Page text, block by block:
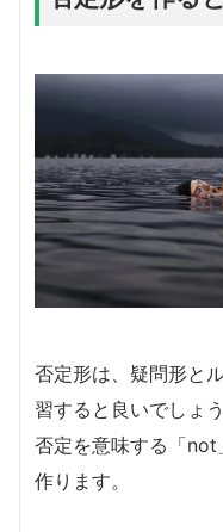
否定形は、疑問形と
習すると良いでしょ
否定を意味する「not
作ります。